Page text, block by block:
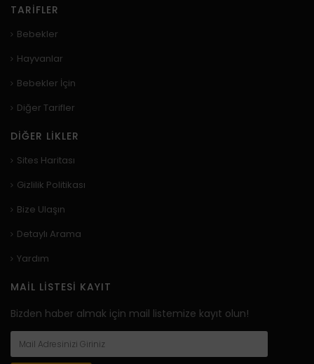
TARIFLER
Bebekler
Hayvanlar
Bebekler İçin
Diğer Tarifler
DIĞER LIKLER
Sites Haritası
Gizlilik Politikası
Bize Ulaşın
Detaylı Arama
Yardım
MAIL LISTESI KAYIT
Bizden haber almak için mail listemize kayıt olun!